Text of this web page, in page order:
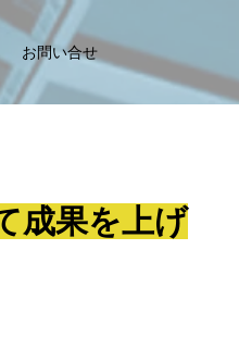
お問い合せ
成果を上げ